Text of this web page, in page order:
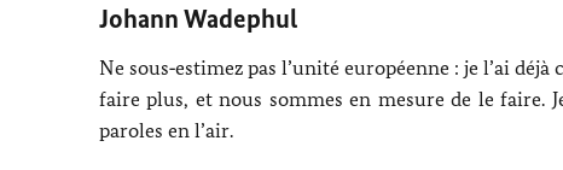
Johann Wadephul
Ne sous‑estimez pas l’unité européenne : je l’ai
faire plus, et nous sommes en mesure de le faire.
paroles en l’air.